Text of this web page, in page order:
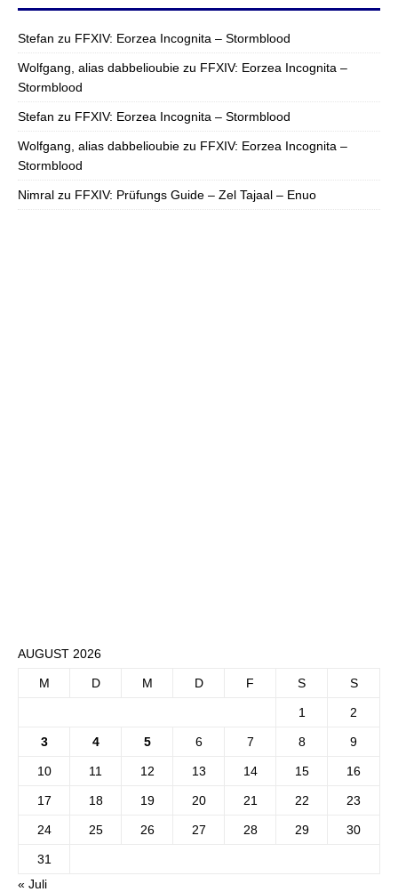
Stefan zu FFXIV: Eorzea Incognita – Stormblood
Wolfgang, alias dabbelioubie zu FFXIV: Eorzea Incognita –
Stormblood
Stefan zu FFXIV: Eorzea Incognita – Stormblood
Wolfgang, alias dabbelioubie zu FFXIV: Eorzea Incognita –
Stormblood
Nimral zu FFXIV: Prüfungs Guide – Zel Tajaal – Enuo
AUGUST 2026
M D M D F S S
1 2
3 4 5 6 7 8 9
10 11 12 13 14 15 16
17 18 19 20 21 22 23
24 25 26 27 28 29 30
31
« Juli